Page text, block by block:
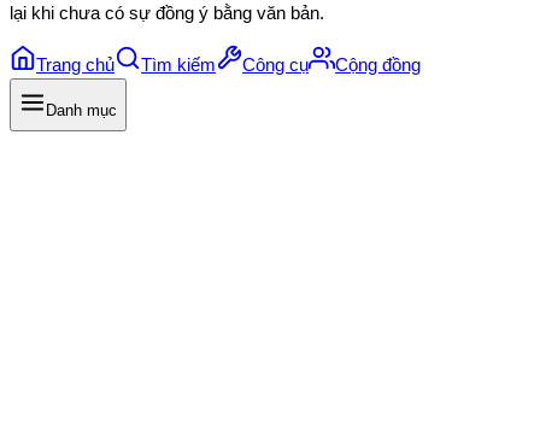
lại khi chưa có sự đồng ý bằng văn bản.
Trang chủ Tìm kiếm Công cụ Cộng đồng
Danh mục